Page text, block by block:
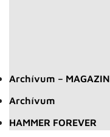
Archívum – MAGAZIN
Archívum
HAMMER FOREVER